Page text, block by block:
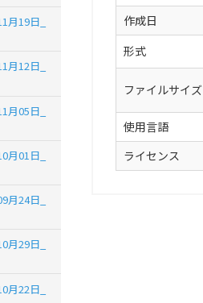
作成日
形式
ファイルサイズ
使用言語
ライセンス
月19日_
月12日_
月05日_
月01日_
月24日_
月29日_
月22日_